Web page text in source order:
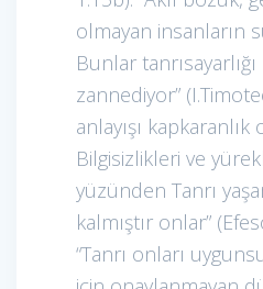
olmayan insanların
Bunlar
zannediyor”
anlayışı
Bilgisizlikleri ve
yüzünden Tanrı
kalmıştır onlar”
“Tanrı onları